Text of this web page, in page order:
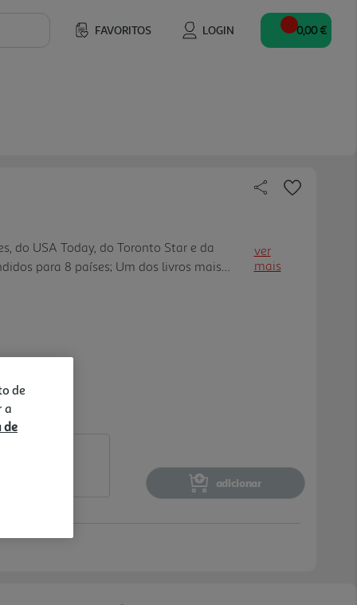
FAVORITOS LOGIN 0,00 €
do USA Today, do Toronto Star e da
para 8 países; Um dos livros mais
#everysummerafter com mais de
de 4.6 na Amazon, com mais de 10 mil
ver
mais
adicionar
de
a
de